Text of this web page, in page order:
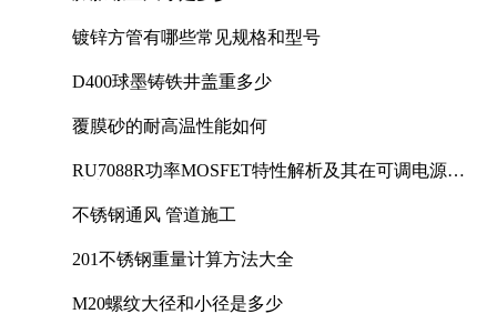
镀锌方管有哪些常见规格和型号
D400球墨铸铁井盖重多少
覆膜砂的耐高温性能如何
RU7088R功率MOSFET特性解析及其在可调电源设
不锈钢通风 管道施工
201不锈钢重量计算方法大全
M20螺纹大径和小径是多少